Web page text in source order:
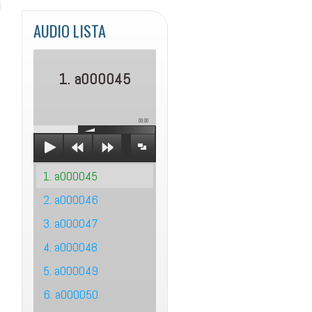
AUDIO LISTA
1. a000045
00:00
1. a000045
2. a000046
3. a000047
4. a000048
5. a000049
6. a000050